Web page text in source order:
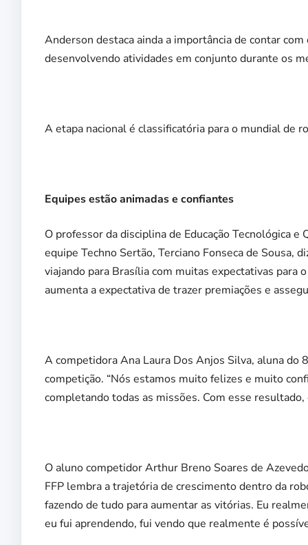
Anderson destaca ainda a importância de contar
desenvolvendo atividades em conjunto durante os
A etapa nacional é classificatória para o mundial de
Equipes estão animadas e confiantes
O professor da disciplina de Educação Tecnológica e
equipe Techno Sertão, Terciano Fonseca de Sousa,
viajando para Brasília com muitas expectativas para
aumenta a expectativa de trazer premiações e
A competidora Ana Laura Dos Anjos Silva, aluna do
competição. “Nós estamos muito felizes e muito
completando todas as missões. Com esse
O aluno competidor Arthur Breno Soares de
FFP lembra a trajetória de crescimento dentro da
fazendo de tudo para aumentar as vitórias. Eu
eu fui aprendendo, fui vendo que realmente é